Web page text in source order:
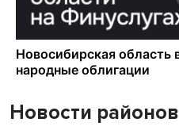
Новости районов